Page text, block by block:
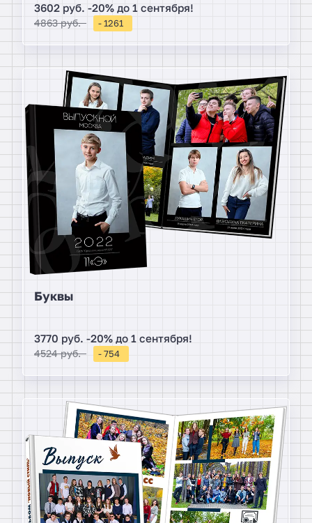
3602 руб. -20% до 1 сентября!
4863 руб. - 1261
Буквы
3770 руб. -20% до 1 сентября!
4524 руб. - 754